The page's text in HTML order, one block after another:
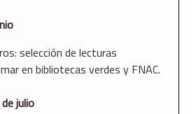
selección de lecturas
en bibliotecas verdes y FNAC.
julio